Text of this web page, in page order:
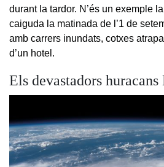
durant la tardor. N’és un exemple
caiguda la matinada de l’1 de
amb carrers inundats, cotxes
d’un hotel.
Els devastadors